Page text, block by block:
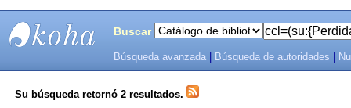
SISTEMAS
Buscar
Búsqueda avanzada Búsqueda de autoridades
Su búsqueda retornó 2 resultados.